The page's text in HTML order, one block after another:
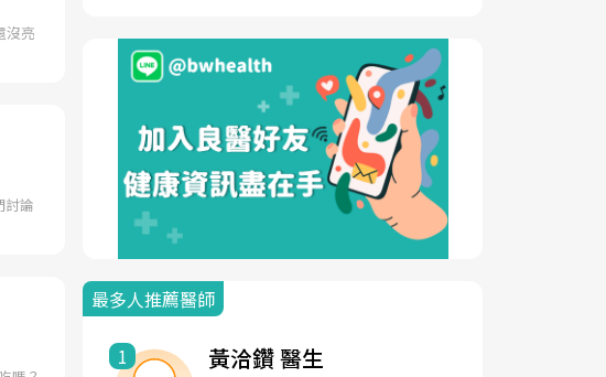
沒亮
討論
最多人推薦醫師
1 黃洽鑽 醫生